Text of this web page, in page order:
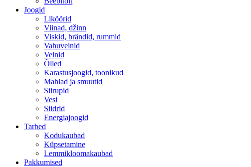
Joogid
Liköörid
Viinad, džinn
Viskid, brändid, rummid
Vahuveinid
Veinid
Õlled
Karastusjoogid, toonikud
Mahlad ja smuutid
Siirupid
Vesi
Siidrid
Energiajoogid
Tarbed
Kodukaubad
Küpsetamine
Lemmikloomakaubad
Pakkumised